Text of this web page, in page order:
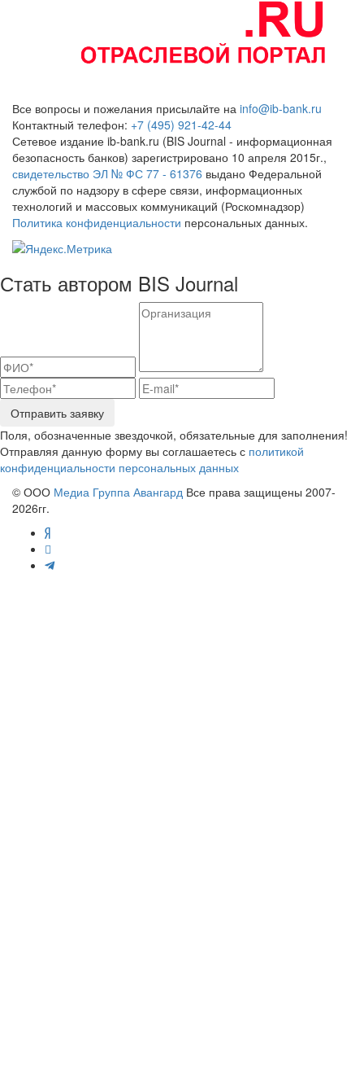
Все вопросы и пожелания присылайте на info@ib-bank.ru
Контактный телефон: +7 (495) 921-42-44
Сетевое издание ib-bank.ru (BIS Journal - информационная
безопасность банков) зарегистрировано 10 апреля 2015г.,
свидетельство ЭЛ № ФС 77 - 61376 выдано Федеральной
службой по надзору в сфере связи, информационных
технологий и массовых коммуникаций (Роскомнадзор)
Политика конфиденциальности персональных данных.
Стать автором BIS Journal
Отправить заявку
Поля, обозначенные звездочкой, обязательные для заполнения!
Отправляя данную форму вы соглашаетесь с политикой
конфиденциальности персональных данных
© ООО Медиа Группа Авангард Все права защищены 2007-
2026гг.